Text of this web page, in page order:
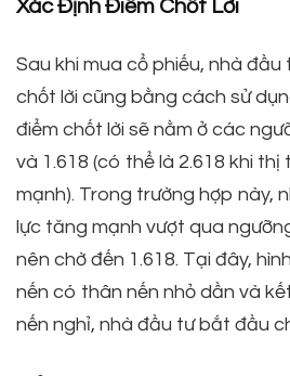
Xác Định Điểm Chốt Lời
Sau khi mua cổ phiếu, nhà đầu
chốt lời cũng bằng cách sử
điểm chốt lời sẽ nằm ở các
và 1.618 (có thể là 2.618 khi
mạnh). Trong trường hợp này,
lực tăng mạnh vượt qua
nên chờ đến 1.618. Tại đây,
nến có thân nến nhỏ dần và
nến nghỉ, nhà đầu tư bắt đầu